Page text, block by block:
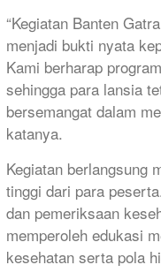
“Kegiatan Banten
menjadi bukti nyata
Kami berharap
sehingga para lansia
bersemangat dalam
katanya.
Kegiatan berlangsung
tinggi dari para
dan pemeriksaan
memperoleh edukasi
kesehatan serta pola